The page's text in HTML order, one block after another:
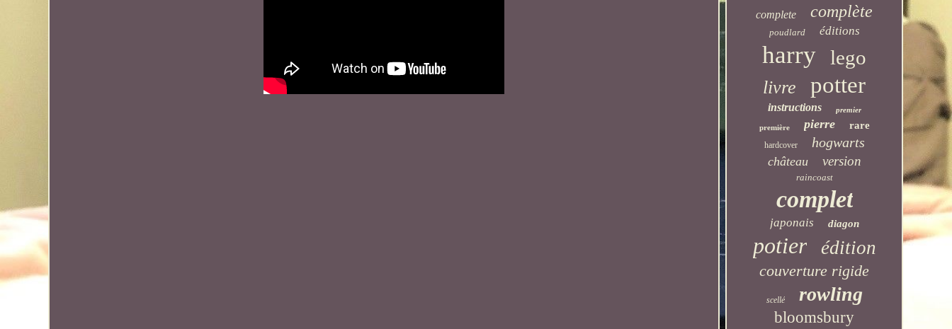
complete complète
poudlard éditions
harry lego
livre potter
instructions premier
première pierre rare
hardcover hogwarts
château version
raincoast
complet
japonais diagon
potier édition
couverture rigide
scellé rowling
bloomsbury